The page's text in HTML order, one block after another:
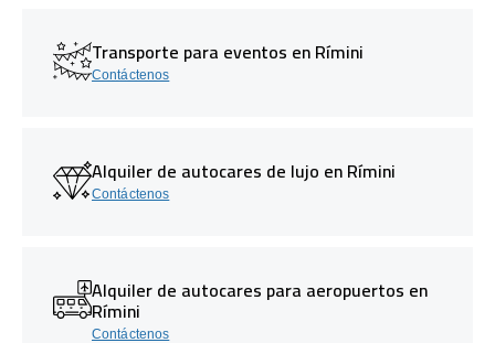
Transporte para eventos en Rímini
Contáctenos
Alquiler de autocares de lujo en Rímini
Contáctenos
Alquiler de autocares para aeropuertos en
Rímini
Contáctenos